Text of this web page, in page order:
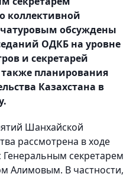
коллективной
обсуждены
ОДКБ на уровне
и секретарей
также планирования
Казахстана в
Шанхайской
рассмотрена в ходе
секретарем
Алимовым. В частности,